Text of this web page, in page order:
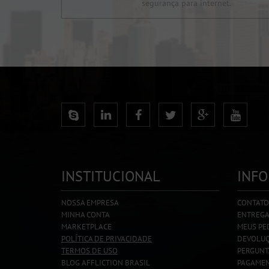
segurança para internet.
INSTITUCIONAL
NOSSA EMPRESA
MINHA CONTA
MARKETPLACE
POLÍTICA DE PRIVACIDADE
TERMOS DE USO
BLOG AFFLICTION BRASIL
CONTATO
ENTREGA
MEUS